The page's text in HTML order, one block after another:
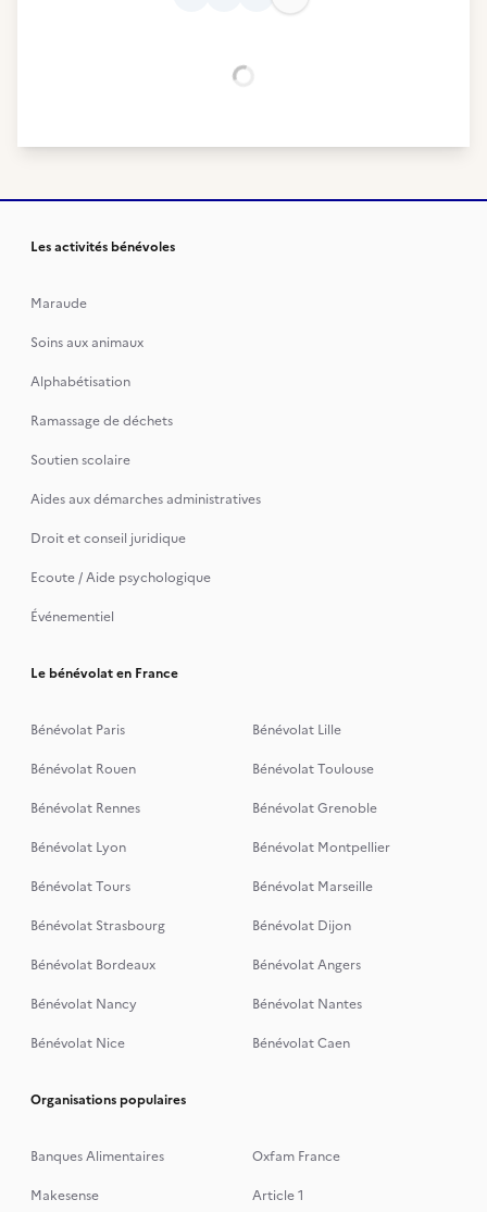
Les activités bénévoles
Maraude
Soins aux animaux
Alphabétisation
Ramassage de déchets
Soutien scolaire
Aides aux démarches administratives
Droit et conseil juridique
Ecoute / Aide psychologique
Événementiel
Le bénévolat en France
Bénévolat Paris
Bénévolat Lille
Bénévolat Rouen
Bénévolat Toulouse
Bénévolat Rennes
Bénévolat Grenoble
Bénévolat Lyon
Bénévolat Montpellier
Bénévolat Tours
Bénévolat Marseille
Bénévolat Strasbourg
Bénévolat Dijon
Bénévolat Bordeaux
Bénévolat Angers
Bénévolat Nancy
Bénévolat Nantes
Bénévolat Nice
Bénévolat Caen
Organisations populaires
Banques Alimentaires
Oxfam France
Makesense
Article 1